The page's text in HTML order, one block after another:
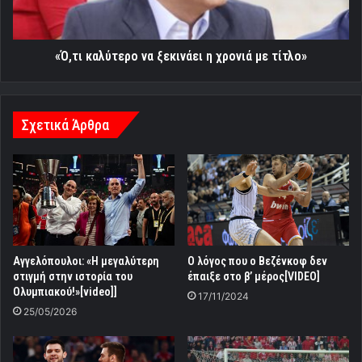
με
τίτλο»
«Ό,τι καλύτερο να ξεκινάει η χρονιά με τίτλο»
Σχετικά Άρθρα
Αγγελόπουλοι: «Η μεγαλύτερη
στιγμή στην ιστορία του
Ολυμπιακού!»[video]]
25/05/2026
Ο λόγος που ο Βεζένκοφ δεν
έπαιξε στο β’ μέρος[VIDEO]
17/11/2024